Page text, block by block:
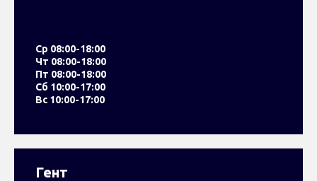
Ср 08:00-18:00
Чт 08:00-18:00
Пт 08:00-18:00
Сб 10:00-17:00
Вс 10:00-17:00
Гент